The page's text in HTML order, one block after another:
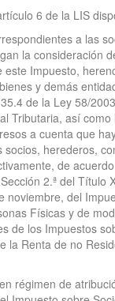
6 de la LIS
a las
la consideración
este Impuesto,
y demás
de la Ley 58/
Tributaria, así como
a cuenta que
socios, herederos,
de
2.ª del Título
noviembre, del
Físicas y de
de los Impuestos
la Renta de no
régimen de